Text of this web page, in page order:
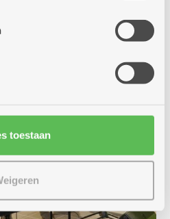
combineren met andere
toestaan